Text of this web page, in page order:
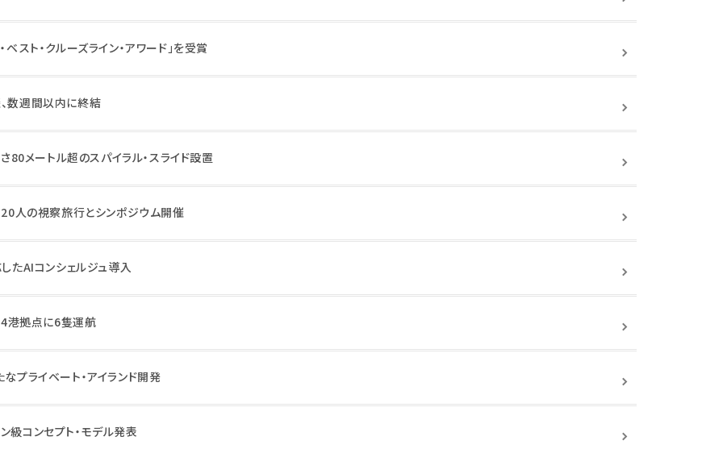
ベスト・クルーズライン・アワード」を受賞
数週間以内に終結
さ80メートル超のスパイラル・スライド設置
人の視察旅行とシンポジウム開催
たAIコンシェルジュ導入
港拠点に6隻運航
プライベート・アイランド開発
級コンセプト・モデル発表